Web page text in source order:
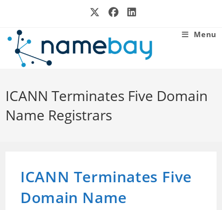
Menu
ICANN Terminates Five Domain
Name Registrars
ICANN Terminates Five
Domain Name